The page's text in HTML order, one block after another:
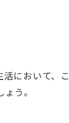
において、こ
う。